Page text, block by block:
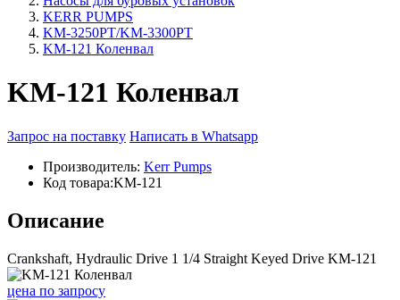
KERR PUMPS
KM-3250PT/KM-3300PT
KM-121 Коленвал
KM-121 Коленвал
Запрос на поставку Написать в Whatsapp
Производитель: Kerr Pumps
Код товара:KM-121
Описание
Crankshaft, Hydraulic Drive 1 1/4 Straight Keyed Drive KM-121
цена по запросу